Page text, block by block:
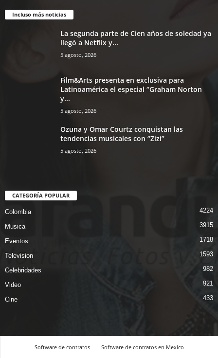
Incluso más noticias
La segunda parte de Cien años de soledad ya
llegó a Netflix y...
5 agosto, 2026
Film&Arts presenta en exclusiva para
Latinoamérica el especial “Graham Norton
y...
5 agosto, 2026
Ozuna y Omar Courtz conquistan las
tendencias musicales con “Zizi”
5 agosto, 2026
CATEGORÍA POPULAR
Colombia 4224
Musica 3915
Eventos 1718
Television 1593
Celebridades 982
Video 921
Cine 433
Software de contratos Software de contratos en Mexico